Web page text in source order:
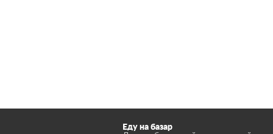
Еду на базар